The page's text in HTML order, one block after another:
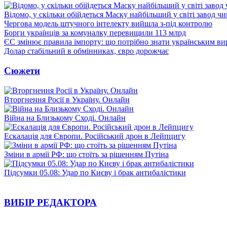
Відомо, у скільки обійдеться Маску найбільший у світі завод
Чергова модель штучного інтелекту вийшла з-під контролю
Борги українців за комуналку перевищили 113 млрд
ЄС змінює правила імпорту: що потрібно знати українським
Долар стабільний в обмінниках, євро дорожчає
Сюжети
Вторгнення Росії в Україну. Онлайн
Війна на Близькому Сході. Онлайн
Ескалація для Європи. Російський дрон в Лейпцигу
Зміни в армії РФ: що стоїть за рішенням Путіна
Підсумки 05.08: Удар по Києву і брак антибалістики
ВИБІР РЕДАКТОРА